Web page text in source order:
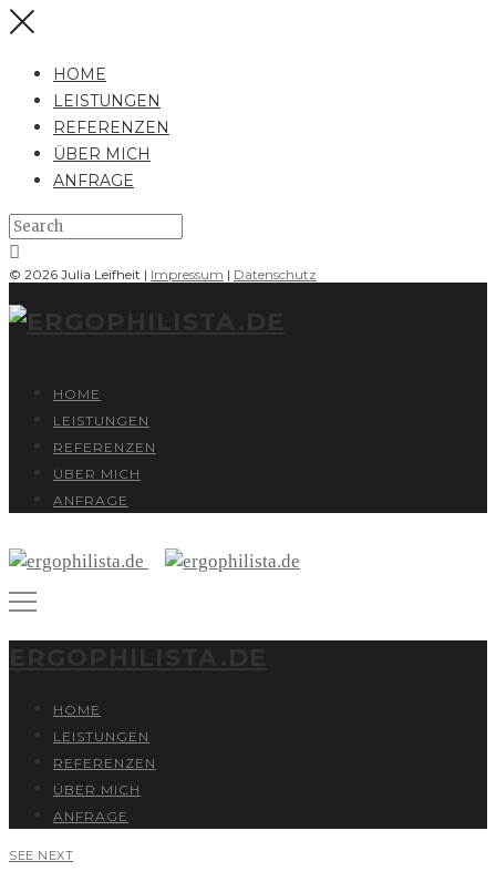
HOME
LEISTUNGEN
REFERENZEN
ÜBER MICH
ANFRAGE
© 2026 Julia Leifheit | Impressum | Datenschutz
HOME
LEISTUNGEN
REFERENZEN
ÜBER MICH
ANFRAGE
HOME
LEISTUNGEN
REFERENZEN
ÜBER MICH
ANFRAGE
SEE NEXT